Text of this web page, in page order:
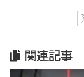
関連記事